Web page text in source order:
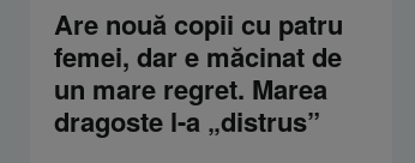
Are nouă copii cu patru
femei, dar e măcinat de
un mare regret. Marea
dragoste l-a „distrus”